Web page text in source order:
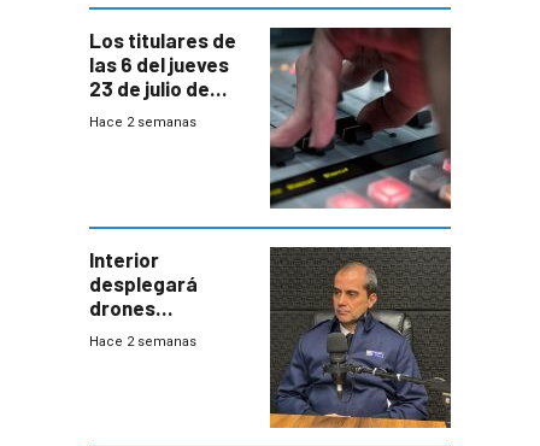
gobierno
Los titulares de
las 6 del jueves
23 de julio de
2026
Hace 2 semanas
Interior
desplegará
drones
autónomos para
Hace 2 semanas